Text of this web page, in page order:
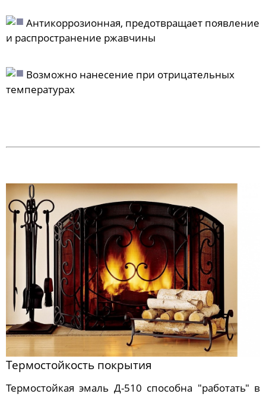
Антикоррозионная, предотвращает появление
и распространение ржавчины
Возможно нанесение при отрицательных
температурах
Термостойкость покрытия
Термостойкая эмаль Д-510 способна "работать" в